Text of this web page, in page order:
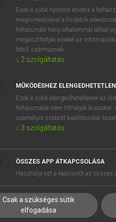
BELÉPÉS
FELHASZNÁLÓKNAK
MEGOLDÁSOK
SÚGÓ
RÓLUNK
SÜTI
Ezek a sütik nyomon követik a
megismerésével a hirdetők
felhasználó hány alkalommal láthat
megoszthatják ezeket az
féltől származnak.
↓ 2 szolgáltatás
MŰKÖDÉSHEZ ELENGEDHETETLEN
Ezek a sütik elengedhetetlenek az
felhasználók nem tilthatják le
személyre szabott beállításokat
↓ 3 szolgáltatás
ÖSSZES APP ÁTKAPCSOLÁSA
Használja ezt a kapcsolót az
Csak a szükséges sütik
elfogadása